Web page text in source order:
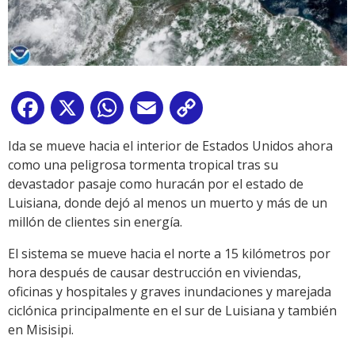
Facebook
X WhatsApp
Email
Link
Ida se mueve hacia el interior de Estados Unidos ahora
como una peligrosa tormenta tropical tras su
devastador pasaje como huracán por el estado de
Luisiana, donde dejó al menos un muerto y más de un
millón de clientes sin energía.
El sistema se mueve hacia el norte a 15 kilómetros por
hora después de causar destrucción en viviendas,
oficinas y hospitales y graves inundaciones y marejada
ciclónica principalmente en el sur de Luisiana y también
en Misisipi.